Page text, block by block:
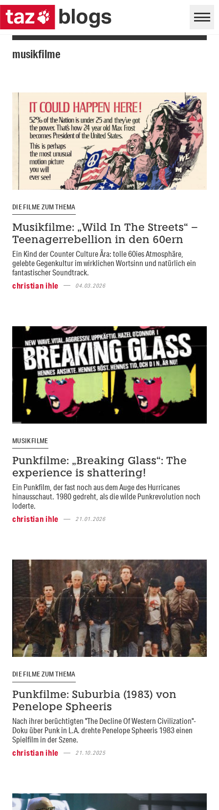
musikfilme
DIE FILME ZUM THEMA
Musikfilme: „Wild In The Streets“ –
Teenagerrebellion in den 60ern
Ein Kind der Counter Culture Ära: tolle 60ies Atmosphäre,
gelebte Gegenkultur im wirklichen Wortsinn und natürlich ein
fantastischer Soundtrack.
christian ihle
04.03.2026
MUSIKFILME
Punkfilme: „Breaking Glass“: The
experience is shattering!
Ein Punkfilm, der fast noch aus dem Auge des Hurricanes
hinausschaut. 1980 gedreht, als die wilde Punkrevolution noch
loderte.
christian ihle
21.01.2026
DIE FILME ZUM THEMA
Punkfilme: Suburbia (1983) von
Penelope Spheeris
Nach ihrer berüchtigten "The Decline Of Western Civilization"-
Doku über Punk in L.A. drehte Penelope Spheeris 1983 einen
Spielfilm in der Szene.
christian ihle
21.10.2025